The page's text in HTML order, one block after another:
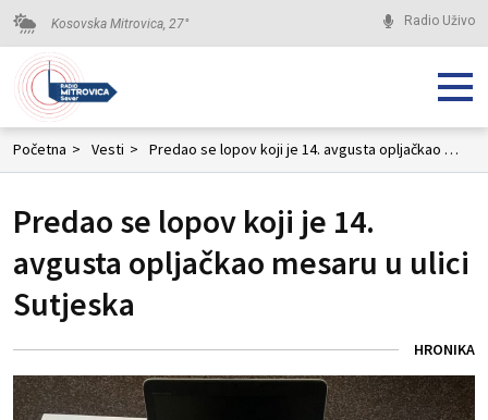
Kosovska Mitrovica, 27° Radio Uživo
Početna > Vesti > Predao se lopov koji je 14. avgusta opljačkao mesaru u ulici Sutjeska
Predao se lopov koji je 14.
avgusta opljačkao mesaru u ulici
Sutjeska
HRONIKA